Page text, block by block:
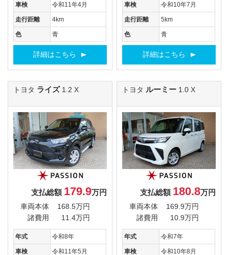
車検 令和11年4月
走行距離 4km
色 青
詳細はこちら
車検 令和10年7月
走行距離 5km
色 青
詳細はこちら
トヨタ ライズ 1.2 X
支払総額 179.9万円
車両本体
168.5万円
諸費用
11.4万円
年式 令和8年
車検 令和11年5月
トヨタ ルーミー 1.0 X
支払総額 180.8万円
車両本体
169.9万円
諸費用
10.9万円
年式 令和7年
車検 令和10年8月